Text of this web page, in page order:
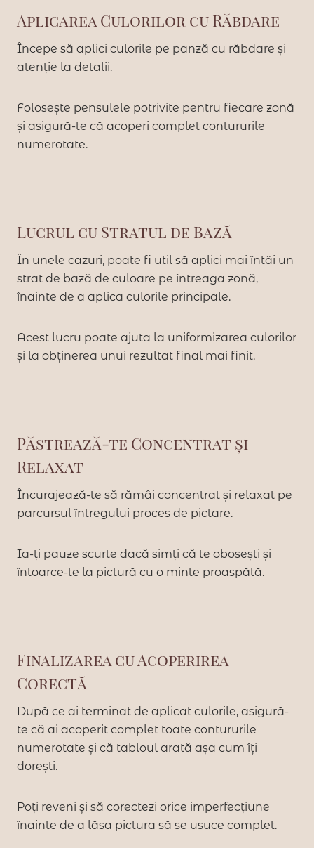
Aplicarea Culorilor cu Răbdare
Începe să aplici culorile pe panză cu răbdare și
atenție la detalii.
Folosește pensulele potrivite pentru fiecare zonă
și asigură-te că acoperi complet contururile
numerotate.
Lucrul cu Stratul de Bază
În unele cazuri, poate fi util să aplici mai întâi un
strat de bază de culoare pe întreaga zonă,
înainte de a aplica culorile principale.
Acest lucru poate ajuta la uniformizarea culorilor
și la obținerea unui rezultat final mai finit.
Păstrează-te Concentrat și
Relaxat
Încurajează-te să rămâi concentrat și relaxat pe
parcursul întregului proces de pictare.
Ia-ți pauze scurte dacă simți că te obosești și
întoarce-te la pictură cu o minte proaspătă.
Finalizarea cu Acoperirea
Corectă
După ce ai terminat de aplicat culorile, asigură-
te că ai acoperit complet toate contururile
numerotate și că tabloul arată așa cum îți
dorești.
Poți reveni și să corectezi orice imperfecțiune
înainte de a lăsa pictura să se usuce complet.